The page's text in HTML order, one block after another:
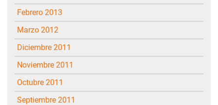
febrero 2013
marzo 2012
diciembre 2011
noviembre 2011
octubre 2011
septiembre 2011